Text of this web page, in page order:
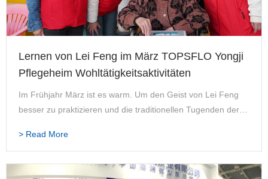
Lernen von Lei Feng im März TOPSFLO Yongji
Pflegeheim Wohltätigkeitsaktivitäten
Im Frühjahr März ist es warm. Um den Geist von Lei Feng
besser zu praktizieren und die traditionellen Tugenden der
zu lieben, weiterzuführen. Anlässlich des 60. „…
> Read More